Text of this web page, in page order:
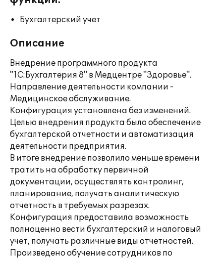
Бухгалтерский учет
Описание
Внедрение программного продукта
"1С:Бухгалтерия 8" в Медцентре "Здоровье".
Направление деятельности компании -
Медицинское обслуживание.
Конфигурация установлена без изменений.
Целью внедрения продукта было обеспечение
бухгалтерской отчетности и автоматизация
деятельности предприятия.
В итоге внедрение позволило меньше времени
тратить на обработку первичной
документации, осуществлять контролинг,
планирование, получать аналитическую
отчетность в требуемых разрезах.
Конфигурация предоставила возможность
полноценно вести бухгалтерский и налоговый
учет, получать различные виды отчетностей.
Произведено обучение сотрудников по